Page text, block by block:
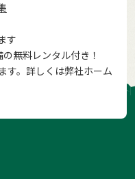
す
無料レンタル付き！
す。詳しくは弊社ホーム